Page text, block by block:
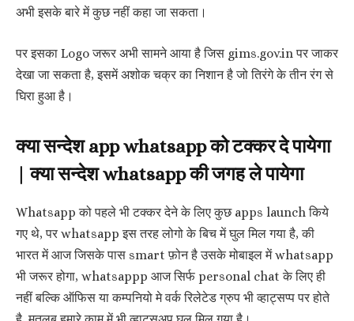
अभी इसके बारे में कुछ नहीं कहा जा सकता।
पर इसका Logo जरूर अभी सामने आया है जिस gims.gov.in पर जाकर
देखा जा सकता है, इसमें अशोक चक्र का निशान है जो तिरंगे के तीन रंग से
घिरा हुआ है।
क्या सन्देश app whatsapp को टक्कर दे पायेगा
| क्या सन्देश whatsapp की जगह ले पायेगा
Whatsapp को पहले भी टक्कर देने के लिए कुछ apps launch किये
गए थे, पर whatsapp इस तरह लोगो के बिच में घुल मिल गया है, की
भारत में आज जिसके पास smart फ़ोन है उसके मोबाइल में whatsapp
भी जरूर होगा, whatsappp आज सिर्फ personal chat के लिए ही
नहीं बल्कि ऑफिस या कम्पनियो मे वर्क रिलेटेड ग्रुप भी व्हाट्सप्प पर होते